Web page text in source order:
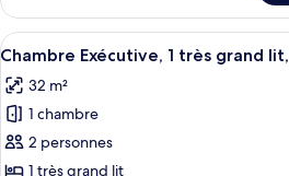
le
type
de
Chambre
Afficher
toutes
les
photos
pour
ce
Une
4
Chambre Exécutive, 1 très grand
32 m²
1 chambre
2 personnes
1 très grand lit